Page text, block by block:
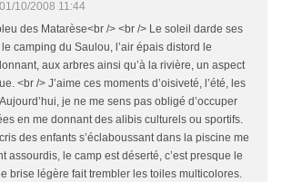
01/10/2008 11:44
des Matarèse<br /> <br /> Le soleil darde ses
camping du Saulou, l’air épais distord le
aux arbres ainsi qu’à la rivière, un aspect
<br /> J’aime ces moments d’oisiveté, l’été, les
je ne me sens pas obligé d’occuper
en me donnant des alibis culturels ou sportifs.
des enfants s’éclaboussant dans la piscine me
assourdis, le camp est déserté, c’est presque le
brise légère fait trembler les toiles multicolores.